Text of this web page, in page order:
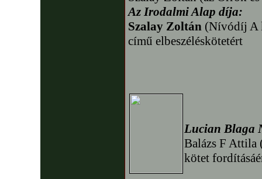
Az Irodalmi Alap díja:
Szalay Zoltán (Nívódíj A
című elbeszéléskötetért
Lucian Blaga
Balázs F Attila
kötet